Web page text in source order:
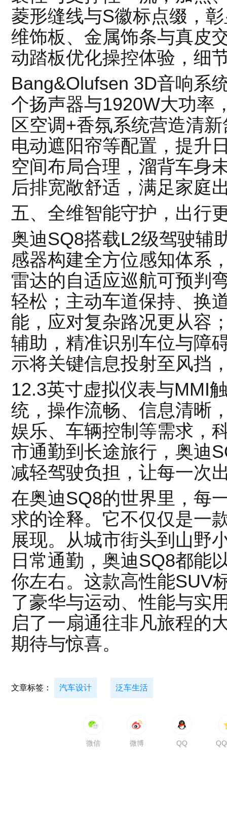
菱形缝线与S徽标点缀，
维饰板、金属饰条与真皮
动踏板优化操控体验，细
Bang&Olufsen 3D音响系
个扬声器与1920W大功率
区空调+香氛系统营造清
电动遮阳帘等配置，提升
空间布局合理，溜背车身
后排宽敞舒适，满足家庭
五、全维智能守护，出行
奥迪SQ8搭载L2级驾驶辅
感器构建全方位感知体系
雷达的自适应巡航可预判
轻松；主动车道保持、换
能，应对复杂路况更从容
辅助，精准识别车位与障
示将关键信息投射至风挡
12.3英寸虚拟仪表与MMI
统，操作流畅、信息清晰
娱乐、车辆控制等需求，
市通勤到长途旅行，奥迪
减轻驾驶负担，让每一次
在奥迪SQ8的世界里，每
求的诠释。它不仅仅是一
展现。从城市街头到山野
日常通勤，奥迪SQ8都能
你左右。这款高性能SUV
了豪华与运动、性能与实
启了一扇通往非凡旅程的
期待与惊喜。
文章标签： 汽车设计 泛车生活
微信 微博 QQ